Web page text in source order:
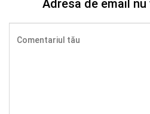
Adresa de email